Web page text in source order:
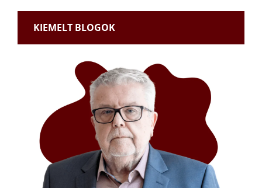
KIEMELT BLOGOK